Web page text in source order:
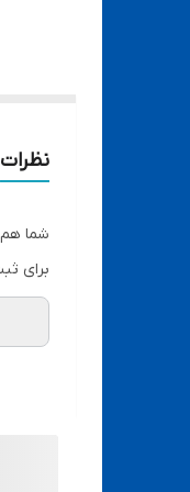
نظرات
شما هم
برای